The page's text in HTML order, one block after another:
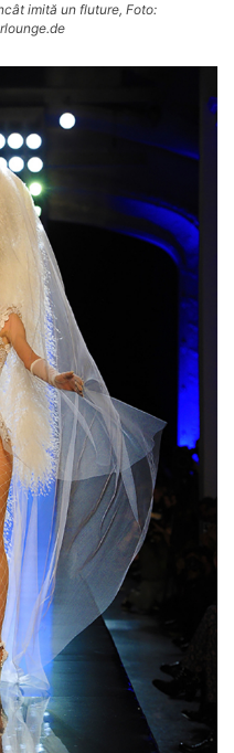
imită un fluture, Foto: